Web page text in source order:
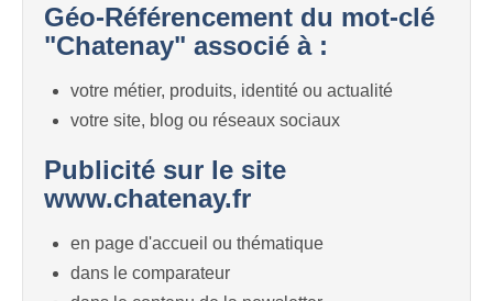
Géo-Référencement du mot-clé
"Chatenay" associé à :
votre métier, produits, identité ou actualité
votre site, blog ou réseaux sociaux
Publicité sur le site
www.chatenay.fr
en page d'accueil ou thématique
dans le comparateur